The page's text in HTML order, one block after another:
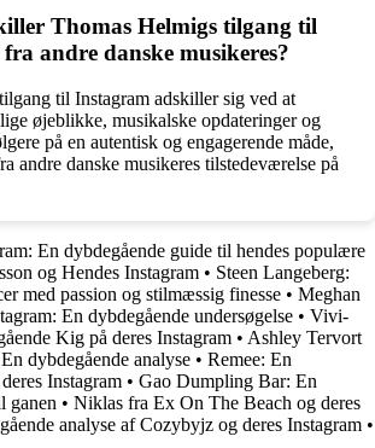
Thomas Helmigs tilgang til
andre danske musikeres?
til Instagram adskiller sig ved at
øjeblikke, musikalske opdateringer og
på en autentisk og engagerende måde,
andre danske musikeres tilstedeværelse på
En dybdegående guide til hendes populære
og Hendes Instagram • Steen Langeberg:
med passion og stilmæssig finesse • Meghan
En dybdegående undersøgelse • Vivi-
Kig på deres Instagram • Ashley Tervort
dybdegående analyse • Remee: En
Instagram • Gao Dumpling Bar: En
ganen • Niklas fra Ex On The Beach og deres
analyse af Cozybyjz og deres Instagram •